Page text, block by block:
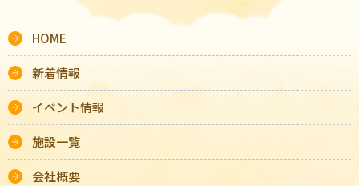
HOME
新着情報
イベント情報
施設一覧
会社概要